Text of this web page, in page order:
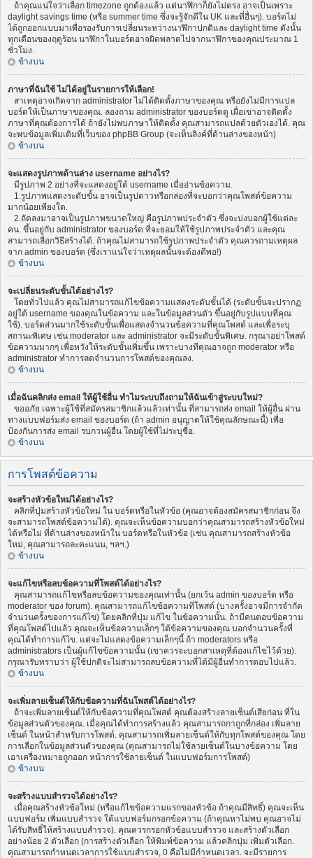
ถ้าคุณแน่ใจว่าเลือก timezone ถูกต้องแล้ว แต่นาฬิกาก็ยังไม่ตรง อาจเป็นเพราะ
daylight savings time (หรือ summer time ซึ่งจะรู้จักดีใน UK และที่อื่นๆ). บอร์ดไม่
ได้ถูกออกแบบมาเพื่อรองรับการเปลี่ยนระหว่างนาฬิกาปกติและ daylight time ดังนั้น
ทุกเดือนของฤดูร้อน นาฬิกาในบอร์ดอาจผิดพลาดไปจากนาฬิกาของคุณประมาณ 1
ชั่วโมง.
ข้างบน
ภาษาที่ฉันใช้ ไม่ได้อยู่ในรายการให้เลือก!
สาเหตุอาจเกิดจาก administrator ไม่ได้ติดตั้งภาษาของคุณ หรือยังไม่มีการแปล
บอร์ดให้เป็นภาษาของคุณ. ลองถาม administrator ของบอร์ดดู เผื่อเขาอาจติดตั้ง
ภาษาที่คุณต้องการได้ ถ้ายังไม่พบภาษาให้ติดตั้ง คุณสามารถแปลด้วยตัวเองได้. คุณ
จะพบข้อมูลเพิ่มเติมที่เว็บของ phpBB Group (จะเห็นลิงค์ที่ด้านล่างของหน้า)
ข้างบน
จะแสดงรูปภาพด้านล่าง username อย่างไร?
มีรูปภาพ 2 อย่างที่จะแสดงอยู่ใต้ username เมื่ออ่านข้อความ.
1.รูปภาพแสดงระดับขั้น อาจเป็นรูปดาวหรือกล่องที่จะบอกว่าคุณโพสต์ข้อความ
มากน้อยเพียงใด.
2.ถัดลงมาอาจเป็นรูปภาพขนาดใหญ่ คือรูปภาพประจำตัว ซึ่งจะบ่งบอกผู้ใช้แต่ละ
คน. ขึ้นอยู่กับ administrator ของบอร์ด ที่จะยอมให้ใช้รูปภาพประจำตัว และคุณ
สามารถเลือกวิธีสร้างได้. ถ้าคุณไม่สามารถใช้รูปภาพประจำตัว คุณควรถามเหตุผล
จาก admin ของบอร์ด (ซึ่งเราแน่ใจว่าเหตุผลนั้นจะต้องดีพอ!)
ข้างบน
จะเปลี่ยนระดับขั้นได้อย่างไร?
โดยทั่วไปแล้ว คุณไม่สามารถแก้ไขข้อความแสดงระดับขั้นได้ (ระดับขั้นจะปรากฏ
อยู่ใต้ username ของคุณในข้อความ และในข้อมูลส่วนตัว ขึ้นอยู่กับรูปแบบที่คุณ
ใช้). บอร์ดส่วนมากใช้ระดับขั้นเพื่อแสดงจำนวนข้อความที่คุณโพสต์ และเพื่อระบุ
สถานะพิเศษ เช่น moderator และ administrator จะมีระดับขั้นพิเศษ. กรุณาอย่าโพสต์
ข้อความมากๆ เพื่อหวังให้ระดับขั้นเพิ่มขึ้น เพราะบางทีคุณอาจถูก moderator หรือ
administrator ทำการลดจำนวนการโพสต์ของคุณลง.
ข้างบน
เมื่อฉันคลิกส่ง email ให้ผู้ใช้อื่น ทำไมระบบถึงถามให้ฉันเข้าสู่ระบบใหม่?
ขออภัย เฉพาะผู้ใช้ที่สมัครสมาชิกแล้วแล้วเท่านั้น ที่สามารถส่ง email ให้ผู้อื่น ผ่าน
ทางแบบฟอร์มส่ง email ของบอร์ด (ถ้า admin อนุญาตให้ใช้คุณลักษณะนี้) เพื่อ
ป้องกันการส่ง email รบกวนผู้อื่น โดยผู้ใช้ที่ไม่ระบุชื่อ.
ข้างบน
การโพสต์ข้อความ
จะสร้างหัวข้อใหม่ได้อย่างไร?
คลิกที่ปุ่มสร้างหัวข้อใหม่ ใน บอร์ดหรือในหัวข้อ (คุณอาจต้องสมัครสมาชิกก่อน จึง
จะสามารถโพสต์ข้อความได้). คุณจะเห็นข้อความบอกว่าคุณสามารถสร้างหัวข้อใหม่
ได้หรือไม่ ที่ด้านล่างของหน้าใน บอร์ดหรือในหัวข้อ (เช่น คุณสามารถสร้างหัวข้อ
ใหม่, คุณสามารถละคะแนน, ฯลฯ.)
ข้างบน
จะแก้ไขหรือลบข้อความที่โพสต์ได้อย่างไร?
คุณสามารถแก้ไขหรือลบข้อความของคุณเท่านั้น (ยกเว้น admin ของบอร์ด หรือ
moderator ของ forum). คุณสามารถแก้ไขข้อความที่โพสต์ (บางครั้งอาจมีการจำกัด
จำนวนครั้งของการแก้ไข) โดยคลิกที่ปุ่ม แก้ไข ในข้อความนั้น. ถ้ามีคนตอบข้อความ
ที่คุณโพสต์ไปแล้ว คุณจะเห็นข้อความเล็กๆ ใต้ข้อความของคุณ บอกจำนวนครั้งที่
คุณได้ทำการแก้ไข. แต่จะไม่แสดงข้อความเล็กๆนี้ ถ้า moderators หรือ
administrators เป็นผู้แก้ไขข้อความนั้น (เขาควรจะบอกสาเหตุที่ต้องแก้ไขไว้ด้วย).
กรุณารับทราบว่า ผู้ใช้ปกติจะไม่สามารถลบข้อความที่ได้มีผู้อื่นทำการตอบไปแล้ว.
ข้างบน
จะเพิ่มลายเซ็นต์ให้กับข้อความที่ฉันโพสต์ได้อย่างไร?
ถ้าจะเพิ่มลายเซ็นต์ให้กับข้อความที่คุณโพสต์ คุณต้องสร้างลายเซ็นต์เสียก่อน ที่ใน
ข้อมูลส่วนตัวของคุณ. เมื่อคุณได้ทำการสร้างแล้ว คุณสามารถกาถูกที่กล่อง เพิ่มลาย
เซ็นต์ ในหน้าสำหรับการโพสต์. คุณสามารถเพิ่มลายเซ็นต์ให้กับทุกโพสต์ของคุณ โดย
การเลือกในข้อมูลส่วนตัวของคุณ (คุณสามารถไม่ใช้ลายเซ็นต์ในบางข้อความ โดย
เอาเครื่องหมายถูกออก หน้าการใช้ลายเซ็นต์ ในแบบฟอร์มการโพสต์)
ข้างบน
จะสร้างแบบสำรวจได้อย่างไร?
เมื่อคุณสร้างหัวข้อใหม่ (หรือแก้ไขข้อความแรกของหัวข้อ ถ้าคุณมีสิทธิ์) คุณจะเห็น
แบบฟอร์ม เพิ่มแบบสำรวจ ใต้แบบฟอร์มกรอกข้อความ (ถ้าคุณหาไม่พบ คุณอาจไม่
ได้รับสิทธิ์ให้สร้างแบบสำรวจ). คุณควรกรอกหัวข้อแบบสำรวจ และสร้างตัวเลือก
อย่างน้อย 2 ตัวเลือก (การสร้างตัวเลือก ให้พิมพ์ข้อความ แล้วคลิกปุ่ม เพิ่มตัวเลือก.
คุณสามารถกำหนดเวลาการใช้แบบสำรวจ, 0 คือไม่มีกำหนดเวลา. จะมีรายการ